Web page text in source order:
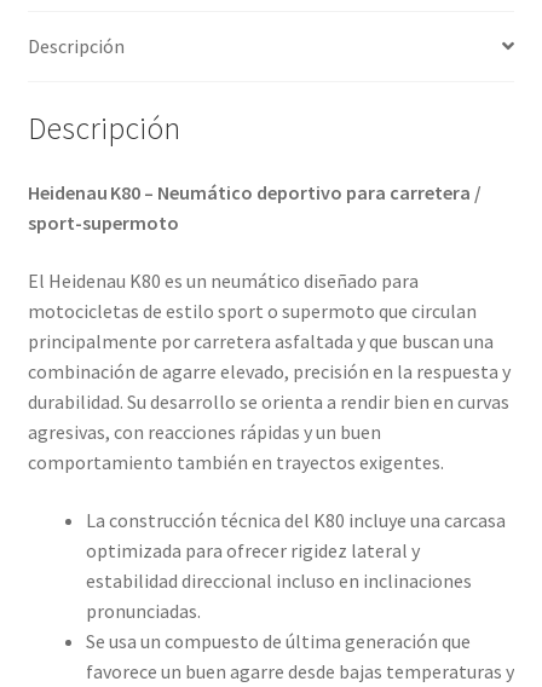
Descripción
Descripción
Heidenau K80 – Neumático deportivo para carretera /
sport-supermoto
El Heidenau K80 es un neumático diseñado para
motocicletas de estilo sport o supermoto que circulan
principalmente por carretera asfaltada y que buscan una
combinación de agarre elevado, precisión en la respuesta y
durabilidad. Su desarrollo se orienta a rendir bien en curvas
agresivas, con reacciones rápidas y un buen
comportamiento también en trayectos exigentes.
La construcción técnica del K80 incluye una carcasa
optimizada para ofrecer rigidez lateral y
estabilidad direccional incluso en inclinaciones
pronunciadas.
Se usa un compuesto de última generación que
favorece un buen agarre desde bajas temperaturas y